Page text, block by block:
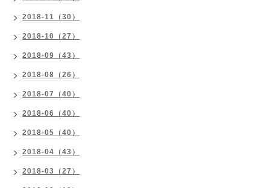
2018-11（30）
2018-10（27）
2018-09（43）
2018-08（26）
2018-07（40）
2018-06（40）
2018-05（40）
2018-04（43）
2018-03（27）